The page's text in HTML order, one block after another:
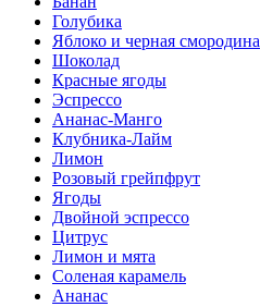
Голубика
Яблоко и черная смородина
Шоколад
Красные ягоды
Эспрессо
Ананас-Манго
Клубника-Лайм
Лимон
Розовый грейпфрут
Ягоды
Двойной эспрессо
Цитрус
Лимон и мята
Соленая карамель
Ананас